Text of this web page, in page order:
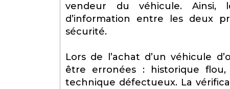
vendeur du véhicule. Ainsi,
d’information entre les deux
sécurité.
Lors de l’achat d’un véhicule
être erronées : historique
technique défectueux. La